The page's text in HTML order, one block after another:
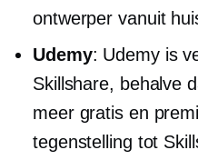
ontwerper vanuit
Udemy: Udemy is
Skillshare, behalve
meer gratis en
tegenstelling tot